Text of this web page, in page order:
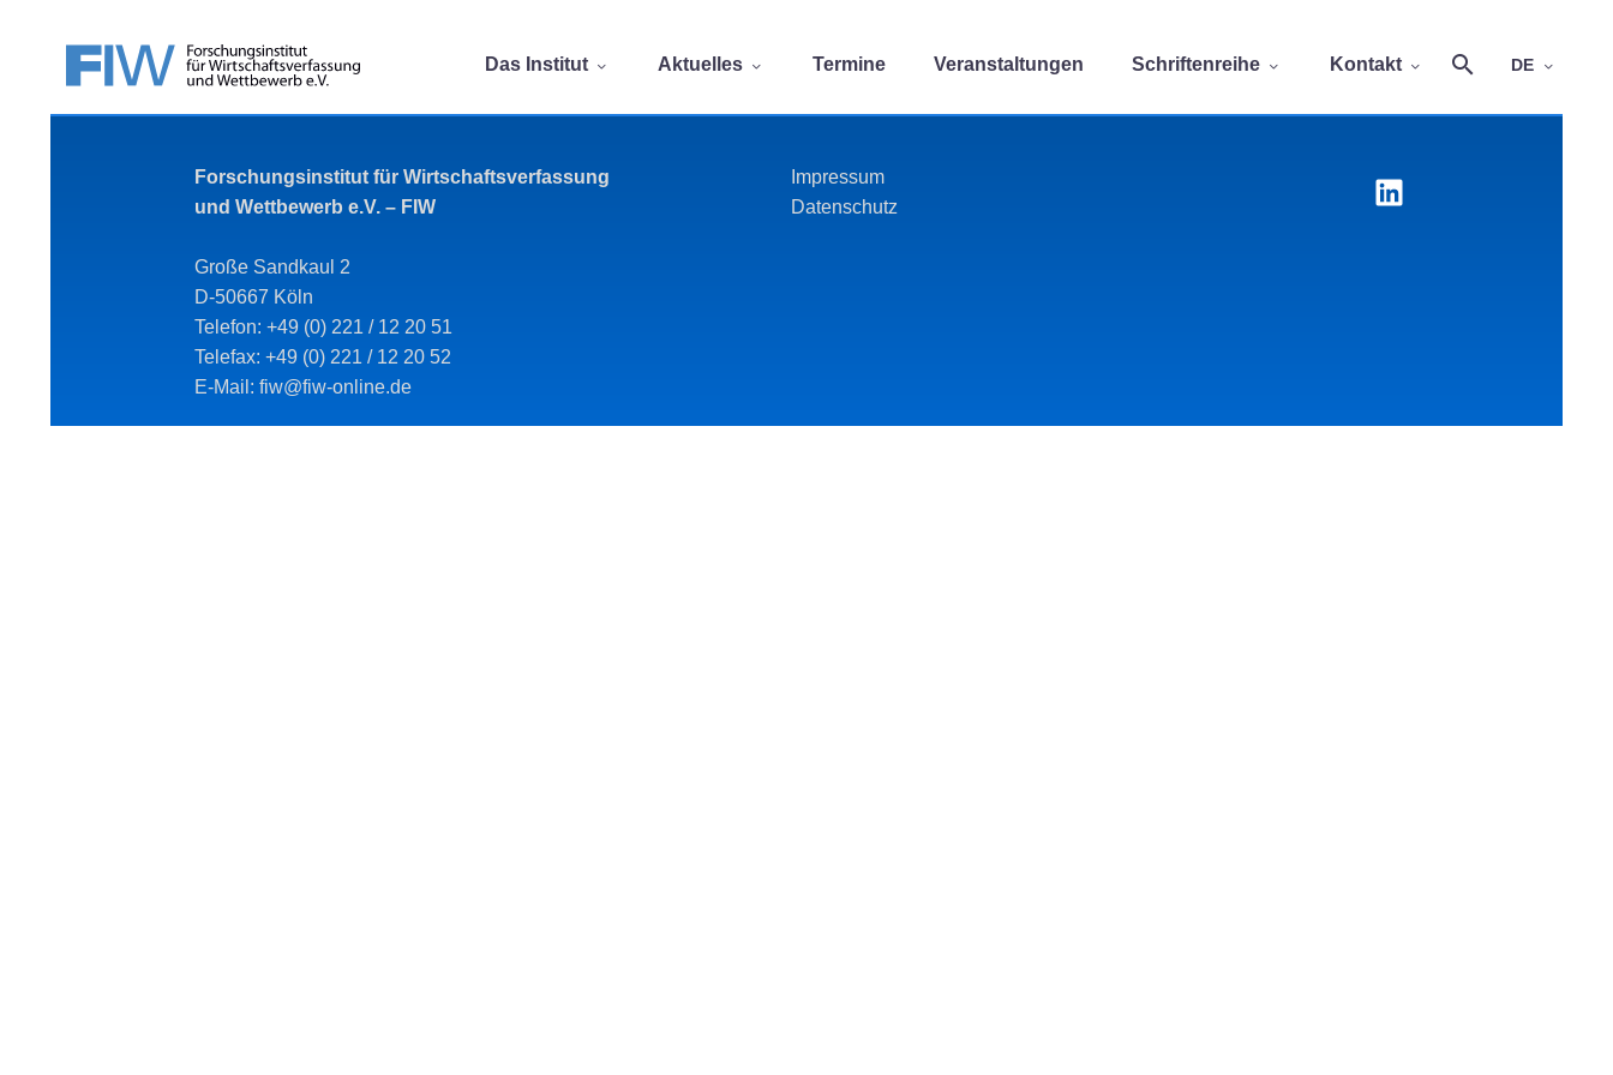
Das Institut Aktuelles Termine Veranstaltungen Schriftenreihe Kontakt DE
Forschungsinstitut für Wirtschaftsverfassung
und Wettbewerb e.V. – FIW
Große Sandkaul 2
D-50667 Köln
Telefon: +49 (0) 221 / 12 20 51
Telefax: +49 (0) 221 / 12 20 52
E-Mail: fiw@fiw-online.de
Impressum
Datenschutz